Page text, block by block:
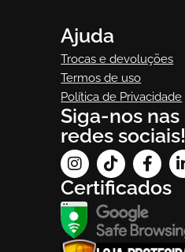
Ajuda
Trocas e devoluções
Termos de uso
Política de Privacidade
Siga-nos nas
redes sociais!
Certificados